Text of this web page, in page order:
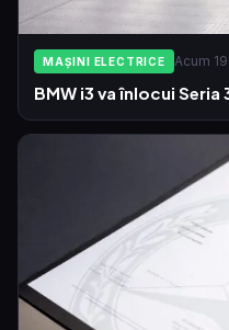
MAȘINI ELECTRICE Acum
BMW i3 va înlocui